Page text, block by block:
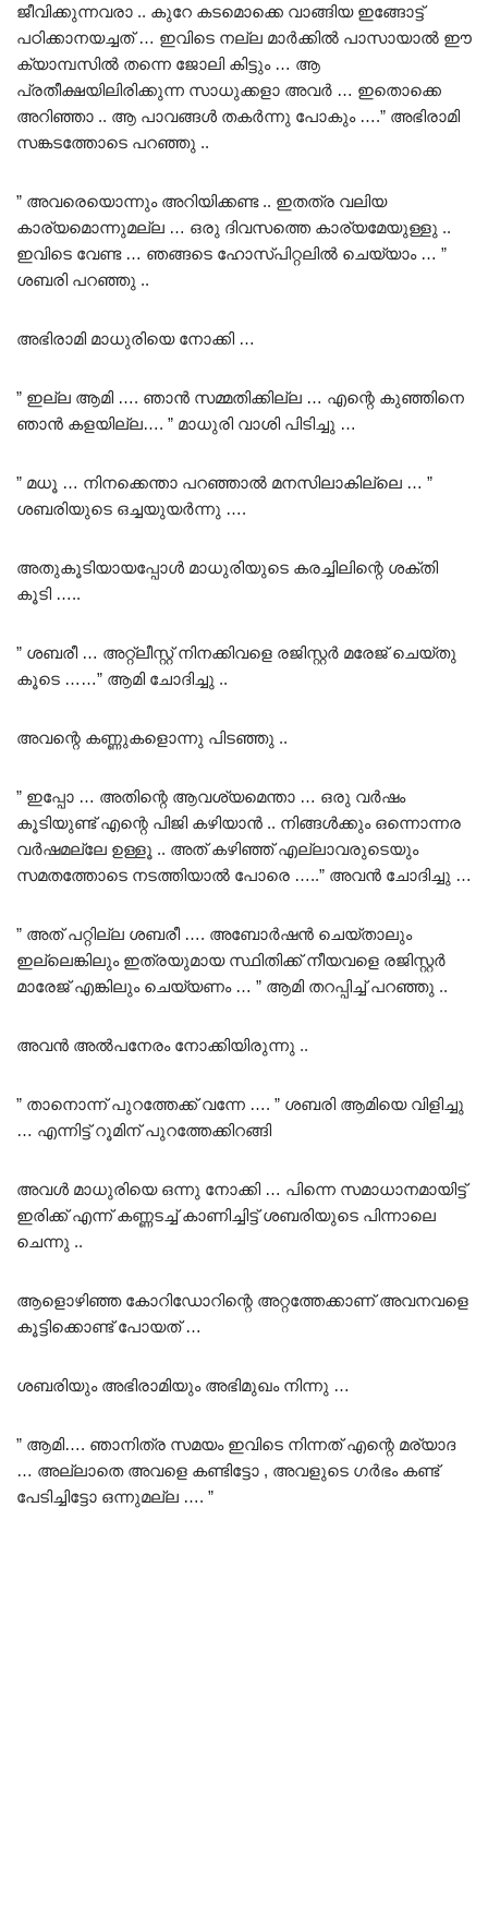
ജീവിക്കുന്നവരാ .. കുറേ കടമൊക്കെ വാങ്ങിയ ഇങ്ങോട്ട്
പഠിക്കാനയച്ചത് … ഇവിടെ നല്ല മാർക്കിൽ പാസായാൽ ഈ
ക്യാമ്പസിൽ തന്നെ ജോലി കിട്ടും … ആ
പ്രതീക്ഷയിലിരിക്കുന്ന സാധുക്കളാ അവർ … ഇതൊക്കെ
അറിഞ്ഞാ .. ആ പാവങ്ങൾ തകർന്നു പോകും ….” അഭിരാമി
സങ്കടത്തോടെ പറഞ്ഞു ..
” അവരെയൊന്നും അറിയിക്കണ്ട .. ഇതത്ര വലിയ
കാര്യമൊന്നുമല്ല … ഒരു ദിവസത്തെ കാര്യമേയുള്ളു ..
ഇവിടെ വേണ്ട … ഞങ്ങടെ ഹോസ്പിറ്റലിൽ ചെയ്യാം … ”
ശബരി പറഞ്ഞു ..
അഭിരാമി മാധുരിയെ നോക്കി …
” ഇല്ല ആമി …. ഞാൻ സമ്മതിക്കില്ല … എന്റെ കുഞ്ഞിനെ
ഞാൻ കളയില്ല…. ” മാധുരി വാശി പിടിച്ചു …
” മധൂ … നിനക്കെന്താ പറഞ്ഞാൽ മനസിലാകില്ലെ … ”
ശബരിയുടെ ഒച്ചയുയർന്നു ….
അതുകൂടിയായപ്പോൾ മാധുരിയുടെ കരച്ചിലിന്റെ ശക്തി
കൂടി …..
” ശബരീ … അറ്റ്ലീസ്റ്റ് നിനക്കിവളെ രജിസ്റ്റർ മരേജ് ചെയ്തു
കൂടെ ……” ആമി ചോദിച്ചു ..
അവന്റെ കണ്ണുകളൊന്നു പിടഞ്ഞു ..
” ഇപ്പോ … അതിന്റെ ആവശ്യമെന്താ … ഒരു വർഷം
കൂടിയുണ്ട് എന്റെ പിജി കഴിയാൻ .. നിങ്ങൾക്കും ഒന്നൊന്നര
വർഷമല്ലേ ഉള്ളൂ .. അത് കഴിഞ്ഞ് എല്ലാവരുടെയും
സമതത്തോടെ നടത്തിയാൽ പോരെ …..” അവൻ ചോദിച്ചു …
” അത് പറ്റില്ല ശബരീ …. അബോർഷൻ ചെയ്താലും
ഇല്ലെങ്കിലും ഇത്രയുമായ സ്ഥിതിക്ക് നീയവളെ രജിസ്റ്റർ
മാരേജ് എങ്കിലും ചെയ്യണം … ” ആമി തറപ്പിച്ച് പറഞ്ഞു ..
അവൻ അൽപനേരം നോക്കിയിരുന്നു ..
” താനൊന്ന് പുറത്തേക്ക് വന്നേ …. ” ശബരി ആമിയെ വിളിച്ചു
… എന്നിട്ട് റൂമിന് പുറത്തേക്കിറങ്ങി
അവൾ മാധുരിയെ ഒന്നു നോക്കി … പിന്നെ സമാധാനമായിട്ട്
ഇരിക്ക് എന്ന് കണ്ണടച്ച് കാണിച്ചിട്ട് ശബരിയുടെ പിന്നാലെ
ചെന്നു ..
ആളൊഴിഞ്ഞ കോറിഡോറിന്റെ അറ്റത്തേക്കാണ് അവനവളെ
കൂട്ടിക്കൊണ്ട് പോയത് …
ശബരിയും അഭിരാമിയും അഭിമുഖം നിന്നു …
” ആമി…. ഞാനിത്ര സമയം ഇവിടെ നിന്നത് എന്റെ മര്യാദ
… അല്ലാതെ അവളെ കണ്ടിട്ടോ , അവളുടെ ഗർഭം കണ്ട്
പേടിച്ചിട്ടോ ഒന്നുമല്ല …. ”